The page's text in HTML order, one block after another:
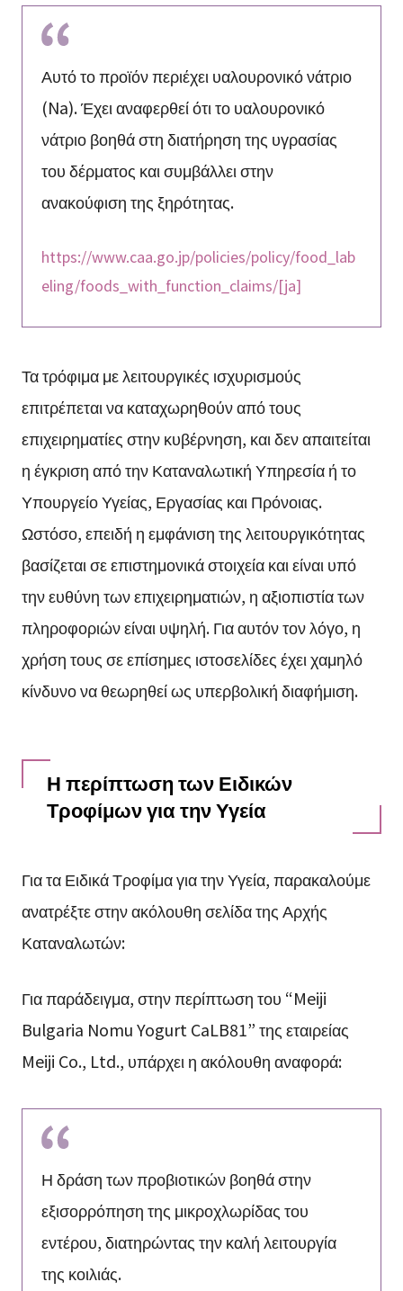
Αυτό το προϊόν περιέχει υαλουρονικό νάτριο
(Na). Έχει αναφερθεί ότι το υαλουρονικό
νάτριο βοηθά στη διατήρηση της υγρασίας
του δέρματος και συμβάλλει στην
ανακούφιση της ξηρότητας.
https://www.caa.go.jp/policies/policy/food_lab
eling/foods_with_function_claims/[ja]
Τα τρόφιμα με λειτουργικές ισχυρισμούς
επιτρέπεται να καταχωρηθούν από τους
επιχειρηματίες στην κυβέρνηση, και δεν απαιτείται
η έγκριση από την Καταναλωτική Υπηρεσία ή το
Υπουργείο Υγείας, Εργασίας και Πρόνοιας.
Ωστόσο, επειδή η εμφάνιση της λειτουργικότητας
βασίζεται σε επιστημονικά στοιχεία και είναι υπό
την ευθύνη των επιχειρηματιών, η αξιοπιστία των
πληροφοριών είναι υψηλή. Για αυτόν τον λόγο, η
χρήση τους σε επίσημες ιστοσελίδες έχει χαμηλό
κίνδυνο να θεωρηθεί ως υπερβολική διαφήμιση.
Η περίπτωση των Ειδικών
Τροφίμων για την Υγεία
Για τα Ειδικά Τροφίμα για την Υγεία, παρακαλούμε
ανατρέξτε στην ακόλουθη σελίδα της Αρχής
Καταναλωτών:
Για παράδειγμα, στην περίπτωση του “Meiji
Bulgaria Nomu Yogurt CaLB81” της εταιρείας
Meiji Co., Ltd., υπάρχει η ακόλουθη αναφορά:
Η δράση των προβιοτικών βοηθά στην
εξισορρόπηση της μικροχλωρίδας του
εντέρου, διατηρώντας την καλή λειτουργία
της κοιλιάς.